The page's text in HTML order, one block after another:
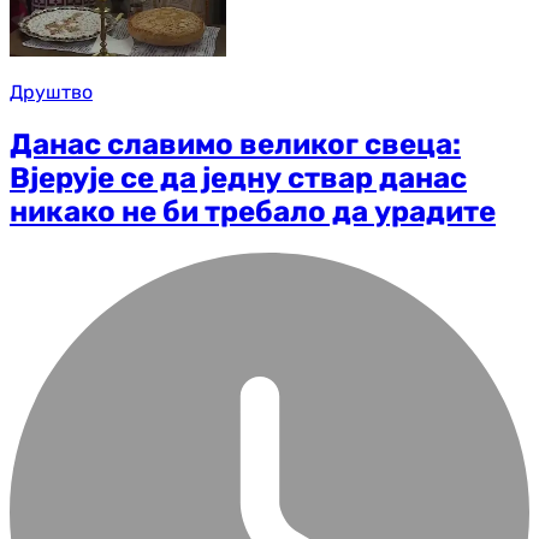
Друштво
Данас славимо великог свеца:
Вјерује се да једну ствар данас
никако не би требало да урадите